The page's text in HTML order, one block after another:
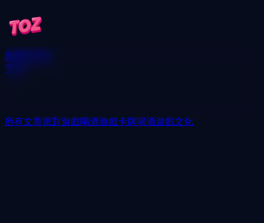
遊戲部落格
下載
所有文章派對遊戲喝酒遊戲卡牌喝酒遊戲文化